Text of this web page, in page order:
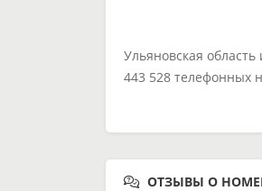
Ульяновская
443 528 телефонных
ОТЗЫВЫ О